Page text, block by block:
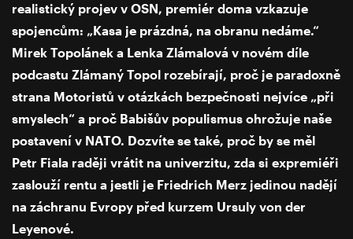
realistický projev v OSN, premiér doma vzkazuje
spojencům: „Kasa je prázdná, na obranu nedáme.“
Mirek Topolánek a Lenka Zlámalová v novém díle
podcastu Zlámaný Topol rozebírají, proč je paradoxně
strana Motoristů v otázkách bezpečnosti nejvíce „při
smyslech“ a proč Babišův populismus ohrožuje naše
postavení v NATO. Dozvíte se také, proč by se měl
Petr Fiala raději vrátit na univerzitu, zda si expremiéři
zaslouží rentu a jestli je Friedrich Merz jedinou nadějí
na záchranu Evropy před kurzem Ursuly von der
Leyenové.